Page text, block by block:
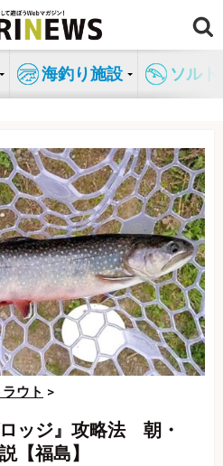
海釣り施設 ソル
ラウト >
ロッジ』攻略法 朝・
【福島】